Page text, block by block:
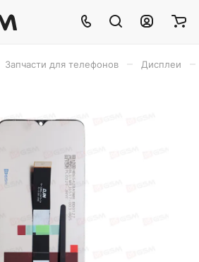
Запчасти для телефонов Дисплеи